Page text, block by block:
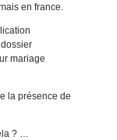
en france.
mariage
la présence de
? …